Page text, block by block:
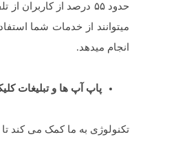
حدود ۵۵ درصد از کاربران از تلفن های همراه برای مرور و خرید از وب استفاده می نمایند، اگر
میتوانند از خدمات شما
انجام میدهد.
پاپ آپ ها و تبلیغات
تکنولوژی به ما کمک می کند